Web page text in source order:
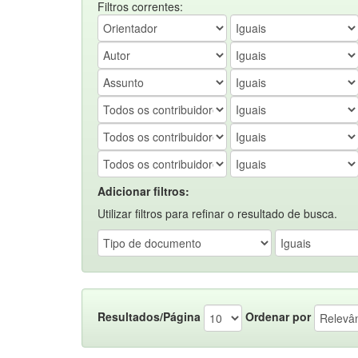
Filtros correntes:
Adicionar filtros:
Utilizar filtros para refinar o resultado de busca.
Resultados/Página Ordenar por